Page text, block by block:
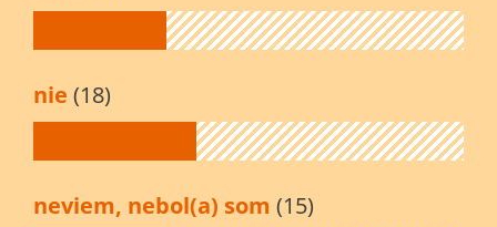
nie (18)
neviem, nebol(a) som (15)